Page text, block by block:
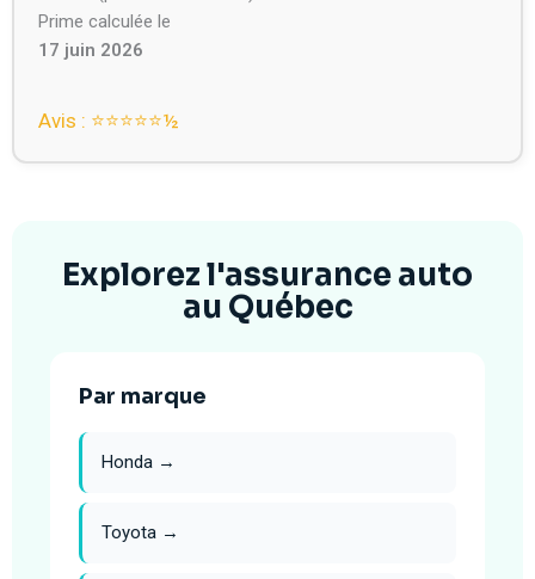
Prime calculée le
17 juin 2026
Avis : ⭐⭐⭐⭐⭐️½
Explorez l'assurance auto
au Québec
Par marque
Honda →
Toyota →